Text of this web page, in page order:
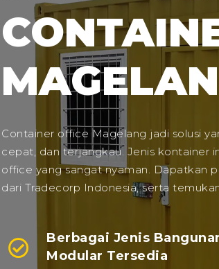
Container office Magelang jadi solusi
cepat, dan terjangkau. Jenis kontainer
office yang sangat nyaman. Dapatkan
dari Tradecorp Indonesia, serta
Berbagai Jenis
Modular Tersedia